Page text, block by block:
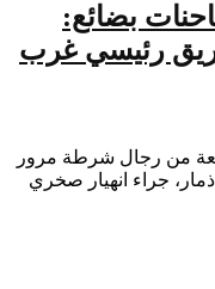
بضائع:
رئيسي غرب
من رجال شرطة مرور
جراء انهيار صخري